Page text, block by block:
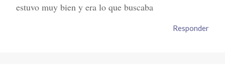
estuvo muy bien y era lo que buscaba
Responder